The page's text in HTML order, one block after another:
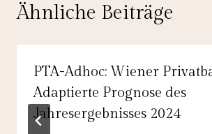
Ähnliche Beiträge
PTA-Adhoc: Wiener
Adaptierte Prognose des
Jahresergebnisses 2024